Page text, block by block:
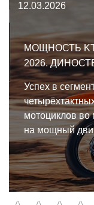
12.03.2026
МОЩНОСТЬ
2026.
Успех в
мотоциклов во
на мощный
одна из
KTM 250 SX-F
остаётся в